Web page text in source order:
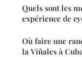
Quels sont les
expérience de
Où faire une
la Viñales à